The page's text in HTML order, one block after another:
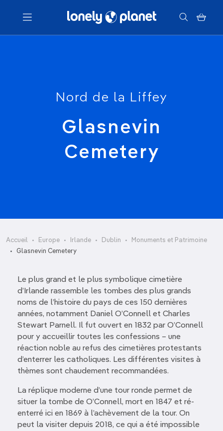
Menu
Nord de la Liffey
Glasnevin
Cemetery
Accueil Europe Irlande Dublin
Monuments et Patrimoine
Glasnevin Cemetery
Le plus grand et le plus symbolique cimetière
d’Irlande rassemble les tombes des plus grands
noms de l’histoire du pays de ces 150 dernières
années, notamment Daniel O’Connell et Charles
Stewart Parnell. Il fut ouvert en 1832 par O’Connell
pour y accueillir toutes les confessions – une
réaction noble au refus des cimetières protestants
d’enterrer les catholiques. Les différentes visites à
thèmes sont chaudement recommandées.
La réplique moderne d’une tour ronde permet de
situer la tombe de O’Connell, mort en 1847 et ré-
enterré ici en 1869 à l’achèvement de la tour. On
peut la visiter depuis 2018, ce qui a été impossible